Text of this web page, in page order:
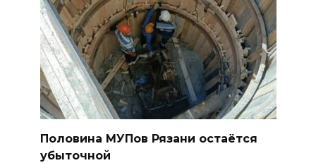
Половина МУПов Рязани остаётся
убыточной